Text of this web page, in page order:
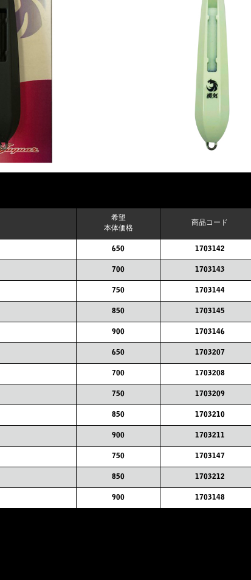
希望
本体価格
商品コード
650 1703142
700 1703143
750 1703144
850 1703145
900 1703146
650 1703207
700 1703208
750 1703209
850 1703210
900 1703211
750 1703147
850 1703212
900 1703148